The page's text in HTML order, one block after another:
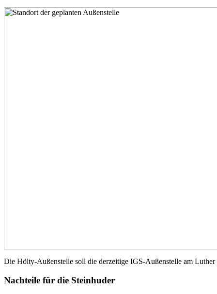
Die Hölty-Außenstelle soll die derzeitige IGS-Außenstelle am
Nachteile für die Steinhuder